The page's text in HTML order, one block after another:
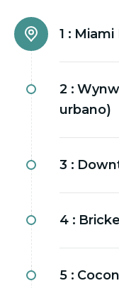
1 : Miami
2 :
urbano)
3 :
4 : Brickell
5 :